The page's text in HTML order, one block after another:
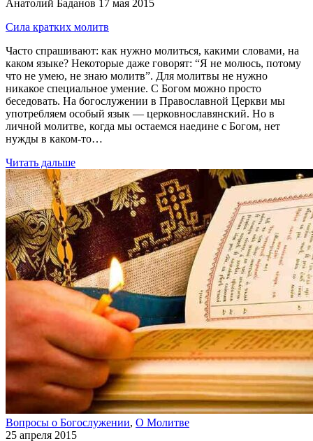
Анатолий Баданов 17 мая 2015
Сила кратких молитв
Часто спрашивают: как нужно молиться, какими словами, на
каком языке? Некоторые даже говорят: “Я не молюсь, потому
что не умею, не знаю молитв”. Для молитвы не нужно
никакое специальное умение. С Богом можно просто
беседовать. На богослужении в Православной Церкви мы
употребляем особый язык — церковнославянский. Но в
личной молитве, когда мы остаемся наедине с Богом, нет
нужды в каком-то…
Читать дальше
Вопросы о Богослужении, О Молитве
25 апреля 2015